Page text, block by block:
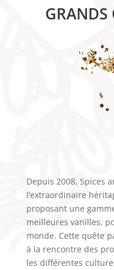
GRANDS
Depuis 2008, Spices
l’extraordinaire
proposant une
meilleures vanilles,
monde. Cette quête
à la rencontre des
les différentes